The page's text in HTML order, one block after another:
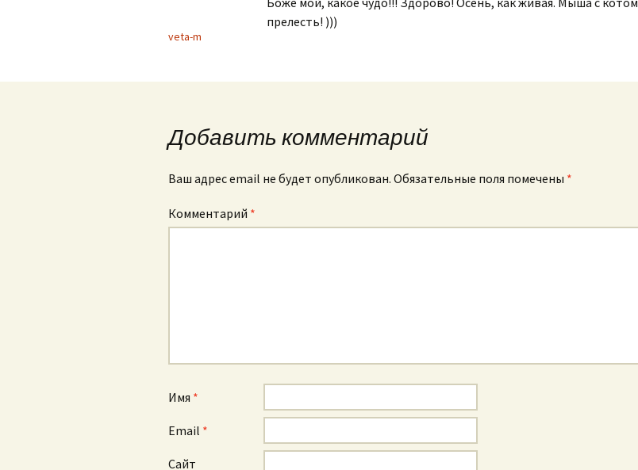
veta-m
прелесть! )))
Добавить комментарий
Ваш адрес email не будет опубликован. Обязательные поля помечены *
Комментарий *
Имя *
Email *
Сайт